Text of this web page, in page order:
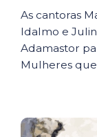
As cantoras
Idalmo e
Adamastor
Mulheres que